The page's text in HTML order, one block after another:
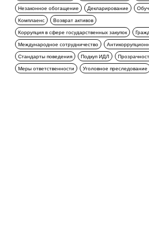
Незаконное обогащение
Декларирование
Комплаенс
Возврат активов
Коррупция в сфере государственных закупок
Международное сотрудничество
Стандарты поведения
Подкуп ИДЛ
Меры ответственности
Уголовное преследование